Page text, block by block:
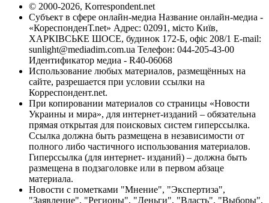
© 2000-2026, Korrespondent.net
Субъект в сфере онлайн-медиа Название онлайн-медиа -
«КореспонденТ.net» Адрес: 02091, місто Київ,
ХАРКІВСЬКЕ ШОСЕ, будинок 172-Б, офіс 208/1 E-mail:
sunlight@mediadim.com.ua Телефон: 044-205-43-00
Идентификатор медиа - R40-06068
Использование любых материалов, размещённых на
сайте, разрешается при условии ссылки на
Корреспондент.net.
При копировании материалов со страницы «Новости
Украины и мира», для интернет-изданий – обязательна
прямая открытая для поисковых систем гиперссылка.
Ссылка должна быть размещена в независимости от
полного либо частичного использования материалов.
Гиперссылка (для интернет- изданий) – должна быть
размещена в подзаголовке или в первом абзаце
материала.
Новости с пометками "Мнение", "Экспертиза",
"Заявление", "Регионы", "Деньги", "Власть", "Выборы",